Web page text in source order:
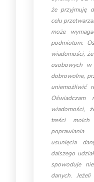
że przyjmuję
celu
może
podmiotom.
wiadomości,
osobowych
dobrowolne,
uniemożliwić
wiadomości,
treści
poprawiania
usunięcia
dalszego
spowoduje
danych.